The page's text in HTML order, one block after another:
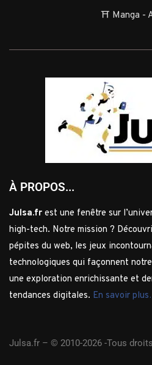
⛩️ Manga -
À PROPOS...
Julsa.fr est une fenêtre sur
high-tech. Notre mission ?
pépites du web, les jeux
technologiques qui façonnent
une exploration enrichissante et
tendances digitales. En savoir
Julsa.fr – © 2010-2026 -Tous